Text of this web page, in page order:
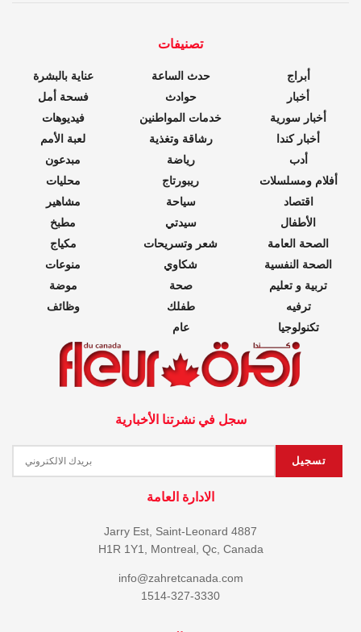
تصنيفات
أبراج
أخبار
أخبار سورية
أخبار كندا
أدب
أفلام ومسلسلات
اقتصاد
الأطفال
الصحة العامة
الصحة النفسية
تربية و تعليم
ترفيه
تكنولوجيا
حدث الساعة
حوادث
خدمات المواطنين
رشاقة وتغذية
رياضة
ريبورتاج
سياحة
سيدتي
شعر وتسريحات
شكاوي
صحة
طفلك
عام
عناية بالبشرة
فسحة أمل
فيديوهات
لعبة الأمم
مبدعون
محليات
مشاهير
مطبخ
مكياج
منوعات
موضة
وظائف
سجل في نشرتنا الأخبارية
الادارة العامة
4887 Jarry Est, Saint-Leonard
H1R 1Y1, Montreal, Qc, Canada
info@zahretcanada.com
1514-327-3330